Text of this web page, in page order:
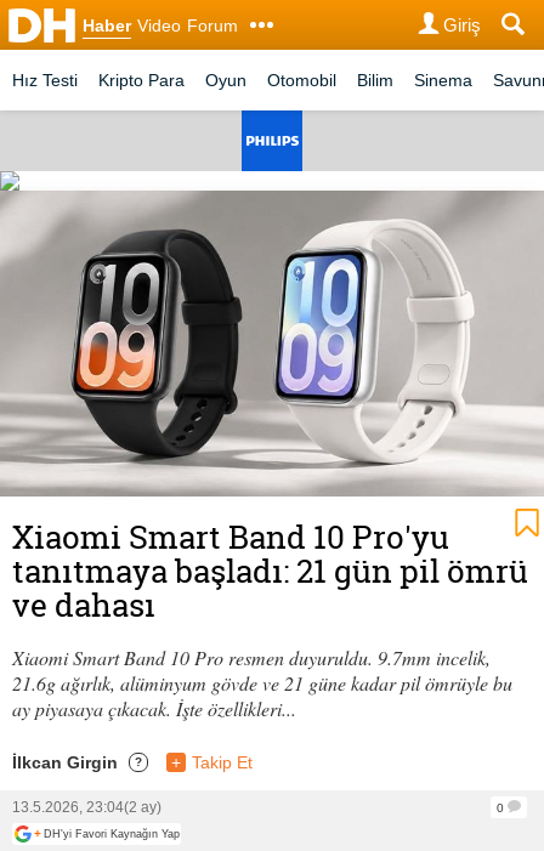
Haber Video Forum Giriş
Hız Testi Kripto Para Oyun Otomobil Bilim Sinema
Xiaomi Smart Band 10 Pro'yu
tanıtmaya başladı: 21 gün pil ömrü
ve dahası
Xiaomi Smart Band 10 Pro resmen duyuruldu. 9.7mm incelik,
21.6g ağırlık, alüminyum gövde ve 21 güne kadar pil ömrüyle bu
ay piyasaya çıkacak. İşte özellikleri...
İlkcan Girgin ? + Takip Et
13.5.2026, 23:04(2 ay)
0
+ DH'yi Favori Kaynağın Yap